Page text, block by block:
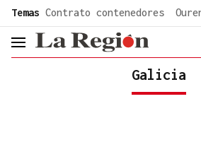
Temas Contrato contenedores
header.menu.open
Galicia